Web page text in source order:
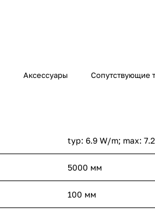
Аксессуары Сопутствующие
typ: 6.9 W/m; max:
5000 мм
100 мм